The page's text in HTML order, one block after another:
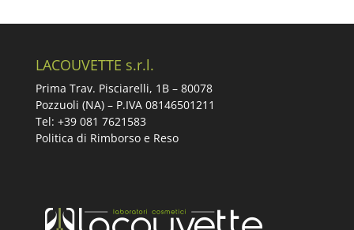
LACOUVETTE s.r.l.
Prima Trav. Pisciarelli, 1B – 80078
Pozzuoli (NA) – P.IVA 08146501211
Tel: +39 081 7621583
Politica di Rimborso e Reso